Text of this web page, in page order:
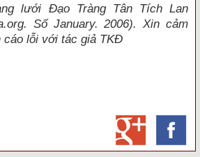
lưới Đạo Tràng Tân Tích Lan
Số January. 2006). Xin cảm
cáo lỗi với tác giả TKĐ